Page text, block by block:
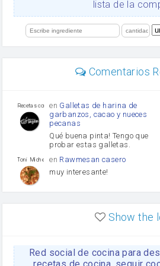
limón
lista de la
Comentarios
Recetas con sazon
en Galletas de harina de
garbanzos, cacao y nueces
pecanas
Qué buena pinta! Tengo que
probar estas galletas.
Toni Michel Caubet
en Rawmesan casero
muy interesante!
enLasaña casera fácil y
HOJALDROSA TV
enGachas de la abuela
Rosa
Show the
Red social de cocina para